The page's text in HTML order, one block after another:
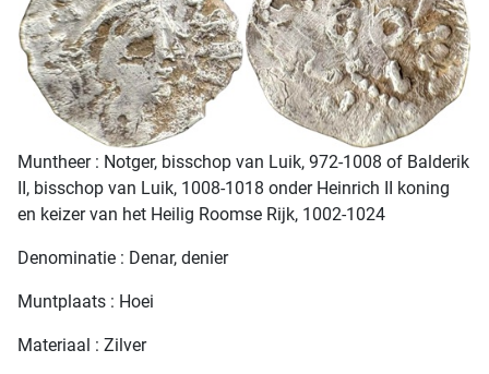
Muntheer : Notger, bisschop van Luik, 972-1008 of Balderik
II, bisschop van Luik, 1008-1018 onder Heinrich II koning
en keizer van het Heilig Roomse Rijk, 1002-1024
Denominatie : Denar, denier
Muntplaats : Hoei
Materiaal : Zilver